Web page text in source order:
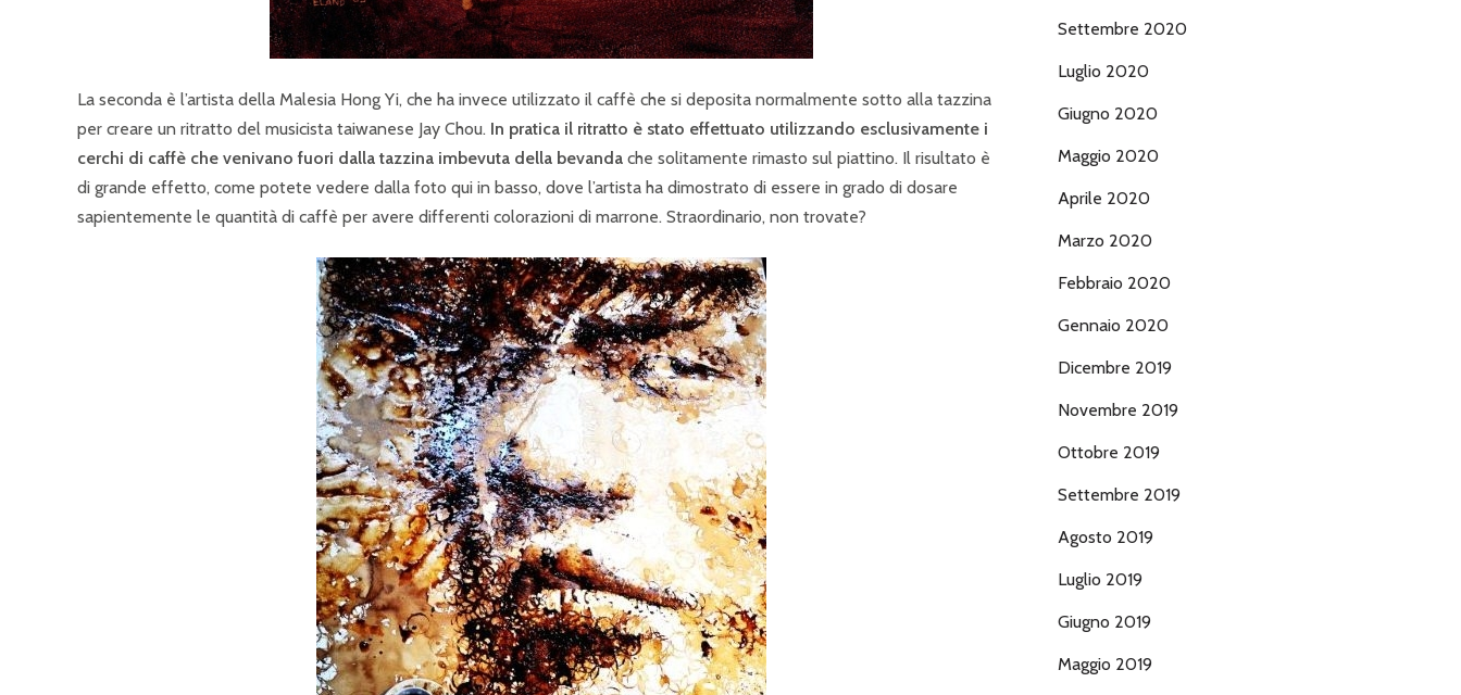
La seconda è l’artista della Malesia Hong Yi, che ha invece utilizzato il caffè che si deposita normalmente sotto alla tazzina
per creare un ritratto del musicista taiwanese Jay Chou. In pratica il ritratto è stato effettuato utilizzando esclusivamente i
cerchi di caffè che venivano fuori dalla tazzina imbevuta della bevanda che solitamente rimasto sul piattino. Il risultato è
di grande effetto, come potete vedere dalla foto qui in basso, dove l’artista ha dimostrato di essere in grado di dosare
sapientemente le quantità di caffè per avere differenti colorazioni di marrone. Straordinario, non trovate?
Settembre 2020
Luglio 2020
Giugno 2020
Maggio 2020
Aprile 2020
Marzo 2020
Febbraio 2020
Gennaio 2020
Dicembre 2019
Novembre 2019
Ottobre 2019
Settembre 2019
Agosto 2019
Luglio 2019
Giugno 2019
Maggio 2019